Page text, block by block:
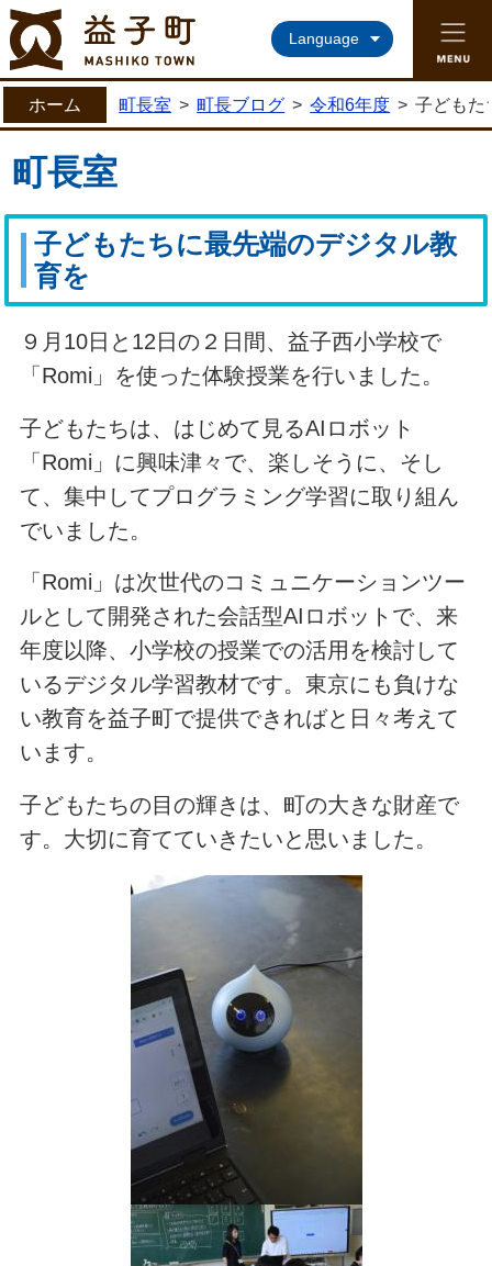
益子町ホームページ
Language
ホーム 町長室 > 町長ブログ > 令和6年度 > 子どもた
町長室
子どもたちに最先端のデジタル教
育を
９月10日と12日の２日間、益子西小学校で
「Romi」を使った体験授業を行いました。
子どもたちは、はじめて見るAIロボット
「Romi」に興味津々で、楽しそうに、そし
て、集中してプログラミング学習に取り組ん
でいました。
「Romi」は次世代のコミュニケーションツー
ルとして開発された会話型AIロボットで、来
年度以降、小学校の授業での活用を検討して
いるデジタル学習教材です。東京にも負けな
い教育を益子町で提供できればと日々考えて
います。
子どもたちの目の輝きは、町の大きな財産で
す。大切に育てていきたいと思いました。